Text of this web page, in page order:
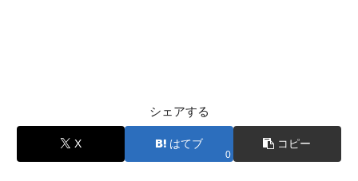
シェアする
X はてブ
0
コピー